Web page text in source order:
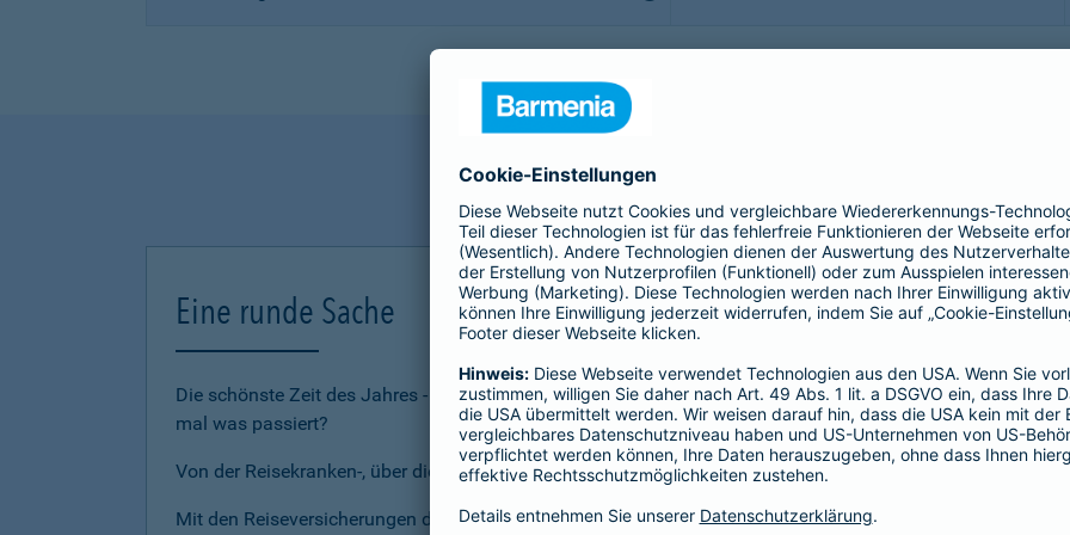
Eine runde Sache
Die schönste Zeit des Jahres - den Urlaub - möchte man sorgenfrei genießen. Doch was, wenn doch
mal was passiert?
Von der Reisekranken-, über die Reiserücktrittsversicherung bis hin zur Gepäckversicherung:
Mit den Reiseversicherungen der Barmenia sichern Sie sich, Ihr Gepäck und Ihre Reisekosten rund